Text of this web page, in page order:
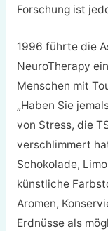
Forschung ist
1996 führte die
NeuroTherapy
Menschen mit
„Haben Sie
von Stress, die
verschlimmert
Schokolade,
künstliche
Aromen,
Erdnüsse als